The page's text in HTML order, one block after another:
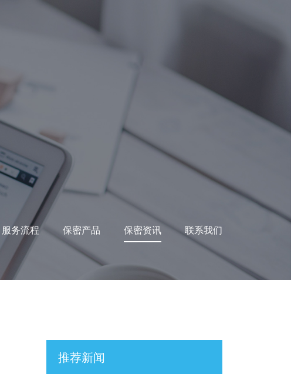
服务流程 保密产品 保密资讯 联系我们
推荐新闻